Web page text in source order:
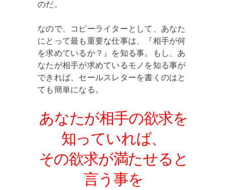
のだ。
なので、コピーライターとして、あなた
にとって最も重要な仕事は、『相手が何
を求めているか？』を知る事。もし、あ
なたが相手が求めているモノを知る事が
できれば、セールスレターを書くのはと
ても簡単になる。
あなたが相手の欲求を
知っていれば、
その欲求が満たせると
言う事を